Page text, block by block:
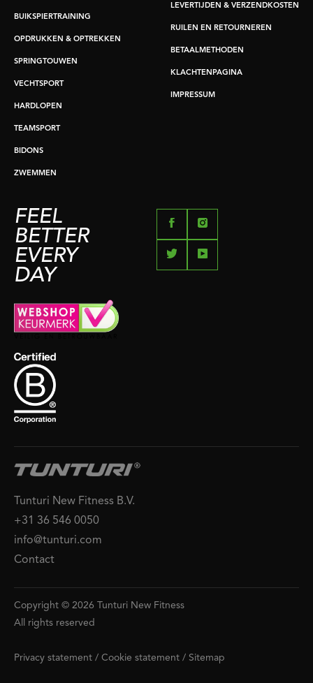
BUIKSPIERTRAINING
OPDRUKKEN & OPTREKKEN
SPRINGTOUWEN
VECHTSPORT
HARDLOPEN
TEAMSPORT
BIDONS
ZWEMMEN
LEVERTIJDEN & VERZENDKOSTEN
RUILEN EN RETOURNEREN
BETAALMETHODEN
KLACHTENPAGINA
IMPRESSUM
FEEL
BETTER
EVERY
DAY
Tunturi New Fitness B.V.
+31 36 546 0050
info@tunturi.com
Contact
Copyright © 2026 Tunturi New Fitness
All rights reserved
Privacy statement / Cookie statement / Sitemap